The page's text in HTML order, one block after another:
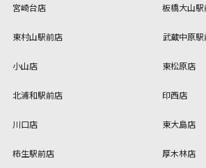
宮崎台店 板橋大山駅
東村山駅前店 武蔵中原
小山店 東松原店
北浦和駅前店 印西店
川口店 東大島店
柿生駅前店 厚木林店